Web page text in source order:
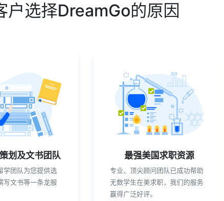
户选择DreamGo的原因
划及文书团队
学团队为您提供选
写文书等一条龙服
最强美国求职资源
专业、顶尖顾问团队已成功帮助
无数学生在美求职，我们的服务
赢得广泛好评。